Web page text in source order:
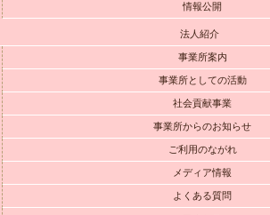
情報公開
法人紹介
事業所案内
事業所としての活動
社会貢献事業
事業所からのお知らせ
ご利用のながれ
メディア情報
よくある質問